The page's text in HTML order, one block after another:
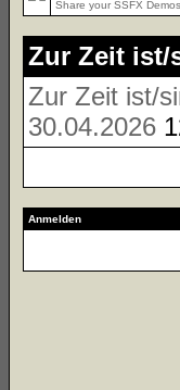
Share your SSFX
Zur Zeit ist/
Zur Zeit ist/
30.04.2026
Anmelden